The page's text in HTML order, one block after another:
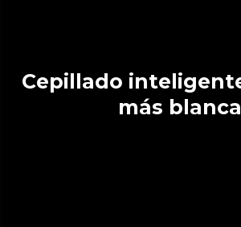
Cepillado inteligente. Sonrisa
más blanca